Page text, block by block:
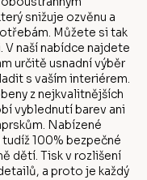
snižuje ozvěnu a
Můžete si tak
naší nabídce najdete
určitě usnadní výběr
s vaším interiérem.
z nejkvalitnějších
vyblednutí barev ani
Nabízené
100% bezpečné
dětí. Tisk v rozlišení
a proto je každý